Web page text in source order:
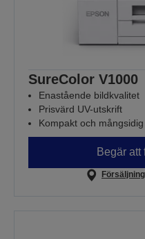
SureColor V1000
Enastående bildkvalitet
Prisvärd UV-utskrift
Kompakt och mångsidig
Begär att